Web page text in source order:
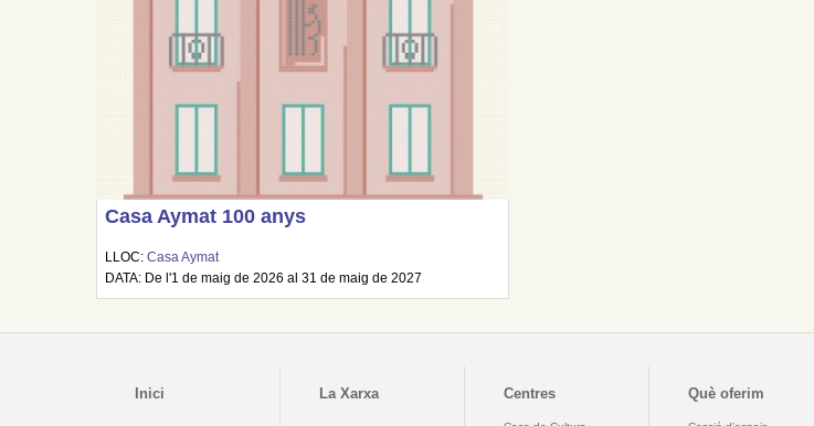
Casa Aymat 100 anys
LLOC:Casa Aymat
DATA: De l'1 de maig de 2026 al 31 de maig de 2027
Inici La Xarxa Centres Què oferim